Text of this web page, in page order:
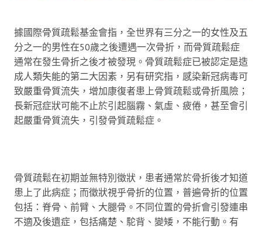
據國際骨質疏鬆基金會指，全世界有三分之一的女性及五
分之一的男性在50歲之後遭遇一次骨折，而骨質疏鬆症
通常在發生骨折之後才被發現。骨質疏鬆症已被認定是造
成人類失能的第二大因素，另有研究指，感染新冠病毒可
致嚴重骨質流失，增加康復者患上骨質疏鬆或骨折風險；
長新冠症狀可能不止於引起腦霧、氣虛、疲倦，甚至會引
起嚴重骨質流失，引發骨質疏鬆症。
骨質疏鬆在初期並無特別徵狀，患者通常於骨折後才知道
患上了此病症；而徵狀視乎骨折的位置，普遍骨折的位置
包括：脊骨、前臂、大腿骨。不同位置的骨折會引發連串
不適及後遺症，包括痛楚、駝背、變矮，不能行動。有